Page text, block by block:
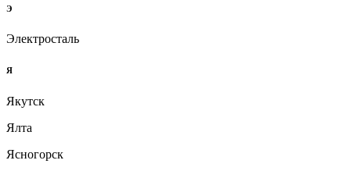
Э
Электросталь
Я
Якутск
Ялта
Ясногорск